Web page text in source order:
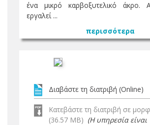
ένα μικρό καρβοξυτελικό άκρο.
εργαλεί ...
περισσότερα
Διαβάστε τη διατριβή (Online)
Κατεβάστε τη διατριβή σε
(36.57 MB) (Η υπηρεσία είναι